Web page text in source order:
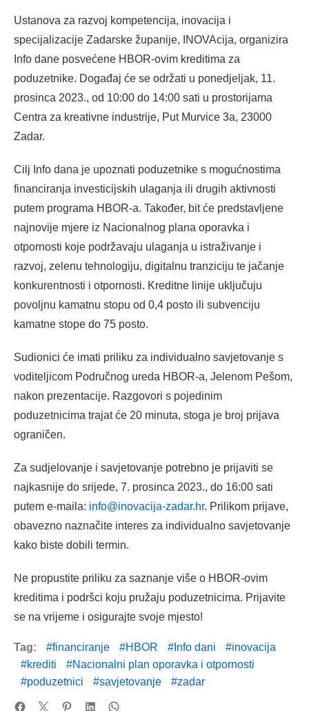
Ustanova za razvoj kompetencija, inovacija i
specijalizacije Zadarske županije, INOVAcija, organizira
Info dane posvećene HBOR-ovim kreditima za
poduzetnike. Događaj će se održati u ponedjeljak, 11.
prosinca 2023., od 10:00 do 14:00 sati u prostorijama
Centra za kreativne industrije, Put Murvice 3a, 23000
Zadar.
Cilj Info dana je upoznati poduzetnike s mogućnostima
financiranja investicijskih ulaganja ili drugih aktivnosti
putem programa HBOR-a. Također, bit će predstavljene
najnovije mjere iz Nacionalnog plana oporavka i
otpornosti koje podržavaju ulaganja u istraživanje i
razvoj, zelenu tehnologiju, digitalnu tranziciju te jačanje
konkurentnosti i otpornosti. Kreditne linije uključuju
povoljnu kamatnu stopu od 0,4 posto ili subvenciju
kamatne stope do 75 posto.
Sudionici će imati priliku za individualno savjetovanje s
voditeljicom Područnog ureda HBOR-a, Jelenom Pešom,
nakon prezentacije. Razgovori s pojedinim
poduzetnicima trajat će 20 minuta, stoga je broj prijava
ograničen.
Za sudjelovanje i savjetovanje potrebno je prijaviti se
najkasnije do srijede, 7. prosinca 2023., do 16:00 sati
putem e-maila: info@inovacija-zadar.hr. Prilikom prijave,
obavezno naznačite interes za individualno savjetovanje
kako biste dobili termin.
Ne propustite priliku za saznanje više o HBOR-ovim
kreditima i podršci koju pružaju poduzetnicima. Prijavite
se na vrijeme i osigurajte svoje mjesto!
Tag: financiranje HBOR Info dani
inovacija
krediti
Nacionalni plan oporavka i otpornosti
poduzetnici
savjetovanje zadar